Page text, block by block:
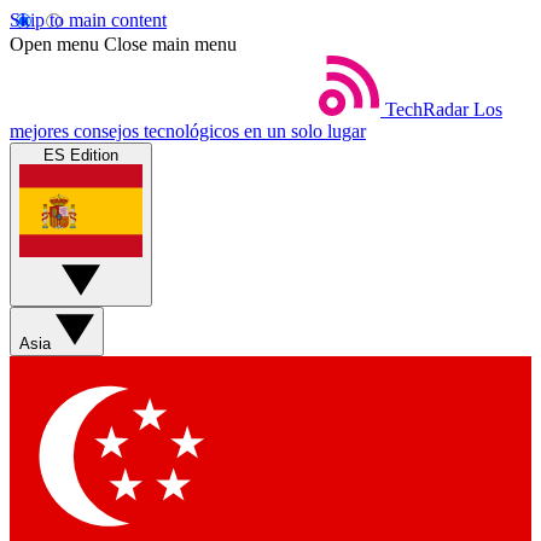
Skip to main content
Open menu Close main menu
TechRadar Los
mejores consejos tecnológicos en un solo lugar
ES Edition
Asia